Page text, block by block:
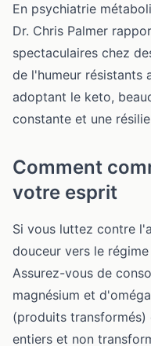
En psychiatrie
Dr. Chris Palmer
spectaculaires chez
de l'humeur résistants
adoptant le keto,
constante et une
Comment
votre esprit
Si vous luttez contre
douceur vers le
Assurez-vous de
magnésium et
(produits
entiers et non